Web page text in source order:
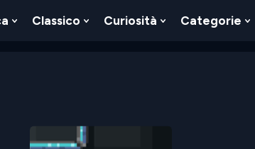
Show
Classico
Show
Curiosità
Show
Categorie